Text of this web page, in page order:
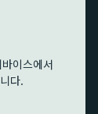
이스에서
다.